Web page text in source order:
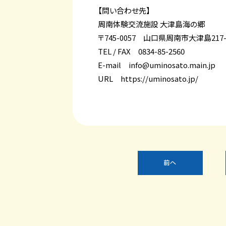
【問い合わせ先】
周南体験交流施設 大津島海の郷
〒745-0057 山口県周南市大津島
TEL / FAX 0834-85-2560
E-mail info@uminosato.main.jp
URL https://uminosato.jp/
前へ